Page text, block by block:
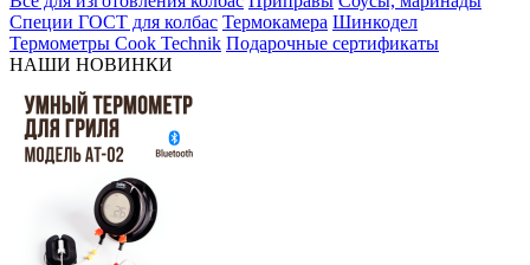
Специи ГОСТ для колбас Термокамера Шинкодел
Термометры Cook Technik Подарочные сертификаты
НАШИ НОВИНКИ